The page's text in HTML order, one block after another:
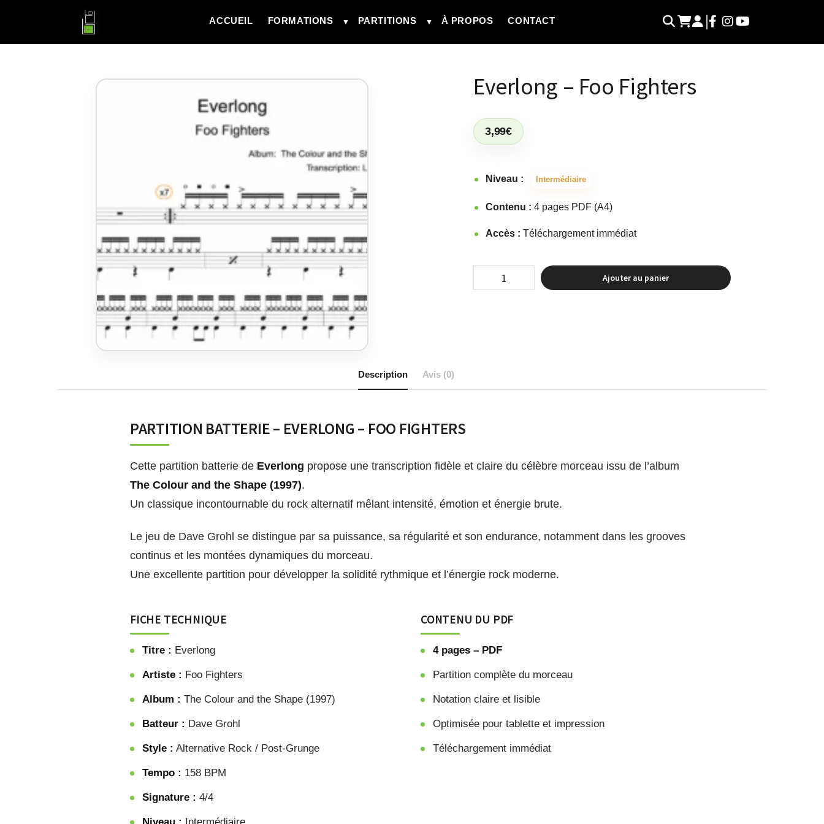
ACCUEIL FORMATIONS ▼ PARTITIONS ▼ À PROPOS CONTACT
Everlong – Foo Fighters
3,99€
Niveau : Intermédiaire
Contenu : 4 pages PDF (A4)
Accès : Téléchargement immédiat
Ajouter au panier
Description Avis (0)
PARTITION BATTERIE – EVERLONG – FOO FIGHTERS
Cette partition batterie de Everlong propose une transcription fidèle et claire du célèbre morceau issu de l’album
The Colour and the Shape (1997).
Un classique incontournable du rock alternatif mêlant intensité, émotion et énergie brute.
Le jeu de Dave Grohl se distingue par sa puissance, sa régularité et son endurance, notamment dans les grooves
continus et les montées dynamiques du morceau.
Une excellente partition pour développer la solidité rythmique et l’énergie rock moderne.
FICHE TECHNIQUE
Titre : Everlong
Artiste : Foo Fighters
Album : The Colour and the Shape (1997)
Batteur : Dave Grohl
Style : Alternative Rock / Post-Grunge
Tempo : 158 BPM
Signature : 4/4
CONTENU DU PDF
4 pages – PDF
Partition complète du morceau
Notation claire et lisible
Optimisée pour tablette et impression
Téléchargement immédiat